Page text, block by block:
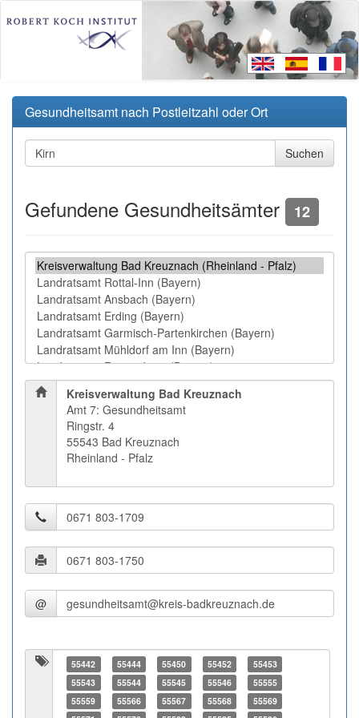
Gesundheitsamt nach Postleitzahl oder Ort
Gefundene Gesundheitsämter 12
Kreisverwaltung Bad Kreuznach
Amt 7: Gesundheitsamt
Ringstr. 4
55543 Bad Kreuznach
Rheinland - Pfalz
@
55442 55444 55450 55452
55453
55543
55544 55545 55546
55555
55559
55566 55567 55568
55569